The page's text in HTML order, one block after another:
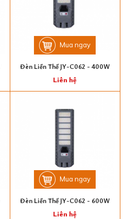
Mua ngay
Đèn Liền Thể JY-C062 - 400W
Liên hệ
Mua ngay
Đèn Liền Thể JY-C062 - 600W
Liên hệ